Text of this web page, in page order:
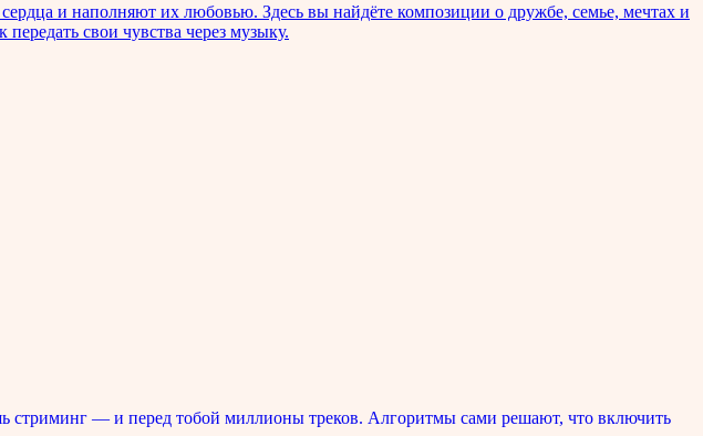
и наполняют их любовью. Здесь вы найдёте композиции о дружбе, семье, мечтах и
свои чувства через музыку.
стриминг — и перед тобой миллионы треков. Алгоритмы сами решают, что включить